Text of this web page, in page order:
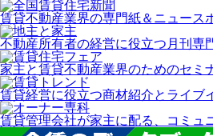
賃貸不動産業界の専門紙＆ニュース
不動産所有者の経営に役立つ月刊専
家主と賃貸不動産業界のためのセミ
賃貸経営に役立つ商材紹介とライブ
賃貸管理会社が家主に配る、コミュ